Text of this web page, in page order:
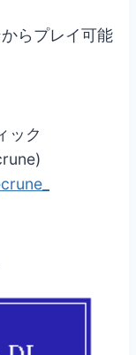
らプレイ可能
ック